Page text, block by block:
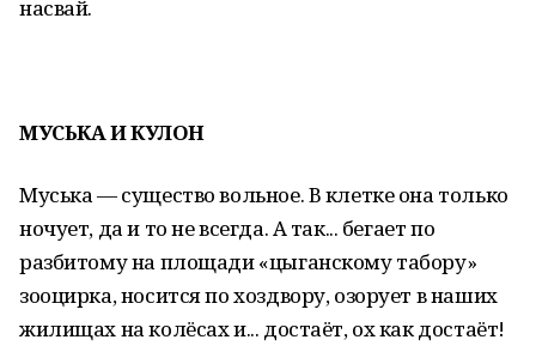
насвай.
МУСЬКА И КУЛОН
Муська — существо вольное. В клетке она только
ночует, да и то не всегда. А так... бегает по
разбитому на площади «цыганскому табору»
зооцирка, носится по хоздвору, озорует в наших
жилищах на колёсах и... достаёт, ох как достаёт!